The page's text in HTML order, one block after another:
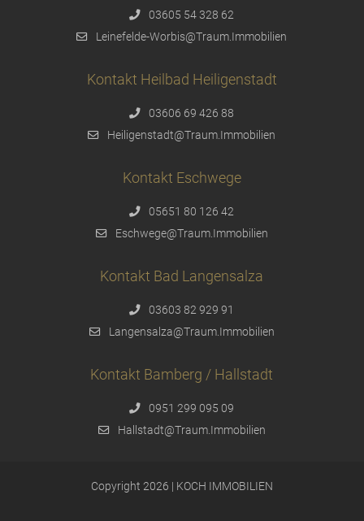
03605 54 328 62
Leinefelde-Worbis@Traum.Immobilien
Kontakt Heilbad Heiligenstadt
03606 69 426 88
Heiligenstadt@Traum.Immobilien
Kontakt Eschwege
05651 80 126 42
Eschwege@Traum.Immobilien
Kontakt Bad Langensalza
03603 82 929 91
Langensalza@Traum.Immobilien
Kontakt Bamberg / Hallstadt
0951 299 095 09
Hallstadt@Traum.Immobilien
Copyright 2026 | KOCH IMMOBILIEN